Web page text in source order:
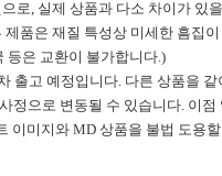
로, 실제 상품과 다소 차이가 있
품은 재질 특성상 미세한 흠집
등은 교환이 불가합니다.)
출고 예정입니다. 다른 상품을
정으로 변동될 수 있습니다. 이점
이미지와 MD 상품을 불법 도용